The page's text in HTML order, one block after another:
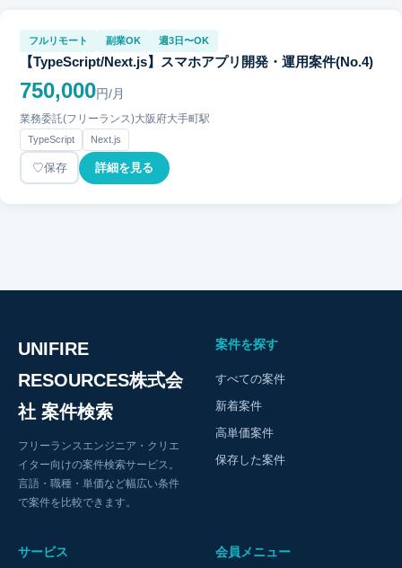
フルリモート 副業OK 週3日〜OK
【TypeScript/Next.js】スマホアプリ開発・運用案件(No.4)
750,000円/月
業務委託(フリーランス)大阪府大手町駅
TypeScript Next.js
保存 詳細を見る
UNIFIRE
RESOURCES株式会
社 案件検索
フリーランスエンジニア・クリエ
イター向けの案件検索サービス。
言語・職種・単価など幅広い条件
で案件を比較できます。
案件を探す
すべての案件
新着案件
高単価案件
保存した案件
サービス 会員メニュー